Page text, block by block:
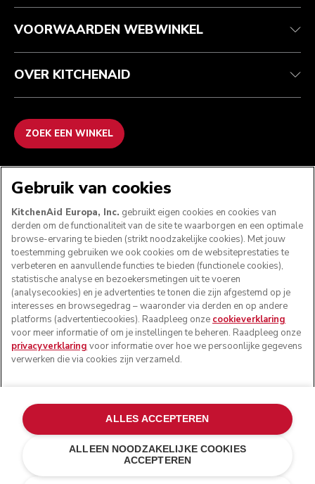
Recupel
ODR
VOORWAARDEN WEBWINKEL
OVER KITCHENAID
ZOEK EEN WINKEL
VOLG ONS
© KitchenAid 2026 - Alle rechten voorbehouden.
KitchenAid en het design van de keukenrobot zijn
handelsmerken in de Verenigde Staten en andere landen.
Mijn cookies beheren Privacyverklaring
Gebruik van cookies
KitchenAid Europa, Inc. gebruikt eigen cookies en cookies van
derden om de functionaliteit van de site te waarborgen en een optimale
browse-ervaring te bieden (strikt noodzakelijke cookies). Met jouw
toestemming gebruiken we ook cookies om de websiteprestaties te
verbeteren en aanvullende functies te bieden (functionele cookies),
statistische analyse en bezoekersmetingen uit te voeren
(analysecookies) en je advertenties te tonen die zijn afgestemd op je
interesses en browsegedrag – waaronder via derden en op andere
platforms (advertentiecookies). Raadpleeg onze cookieverklaring
voor meer informatie of om je instellingen te beheren. Raadpleeg onze
privacyverklaring voor informatie over hoe we persoonlijke gegevens
verwerken die via cookies zijn verzameld.
ALLEEN NOODZAKELIJKE COOKIES
ACCEPTEREN
ALLES ACCEPTEREN